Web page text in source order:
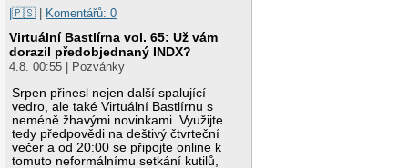
|🇵🇸
Komentářů: 0
Virtuální Bastlírna vol. 65: Už vám
dorazil předobjednaný INDX?
4.8. 00:55 | Pozvánky
Srpen přinesl nejen další spalující
vedro, ale také Virtuální Bastlírnu s
neméně žhavými novinkami. Využijte
tedy předpovědi na deštivý čtvrteční
večer a od 20:00 se připojte online k
tomuto neformálnímu setkání kutilů,